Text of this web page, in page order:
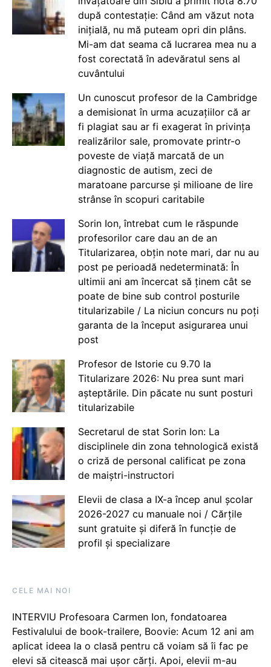
după contestație: Când am văzut nota
inițială, nu mă puteam opri din plâns.
Mi-am dat seama că lucrarea mea nu a
fost corectată în adevăratul sens al
cuvântului
Un cunoscut profesor de la Cambridge
a demisionat în urma acuzațiilor că ar
fi plagiat sau ar fi exagerat în privința
realizărilor sale, promovate printr-o
poveste de viață marcată de un
diagnostic de autism, zeci de
maratoane parcurse și milioane de lire
strânse în scopuri caritabile
Sorin Ion, întrebat cum le răspunde
profesorilor care dau an de an
Titularizarea, obțin note mari, dar nu au
post pe perioadă nedeterminată: În
ultimii ani am încercat să ținem cât se
poate de bine sub control posturile
titularizabile / La niciun concurs nu poți
garanta de la început asigurarea unui
post
Profesor de Istorie cu 9.70 la
Titularizare 2026: Nu prea sunt mari
așteptările. Din păcate nu sunt posturi
titularizabile
Secretarul de stat Sorin Ion: La
disciplinele din zona tehnologică există
o criză de personal calificat pe zona
de maiștri-instructori
Elevii de clasa a IX-a încep anul școlar
2026-2027 cu manuale noi / Cărțile
sunt gratuite și diferă în funcție de
profil și specializare
CELE MAI NOI
INTERVIU Profesoara Carmen Ion, fondatoarea
Festivalului de book-trailere, Boovie: Acum 12 ani am
aplicat ideea la o clasă pentru că voiam să îi fac pe
elevi să citească mai ușor cărți. Apoi, elevii m-au